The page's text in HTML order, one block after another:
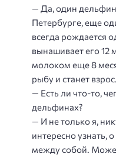
— Да, один
Петербурге, еще
всегда рождается
вынашивает его 12
молоком еще 8
рыбу и станет
— Есть ли что-то,
дельфинах?
— И не только я,
интересно узнать,
между собой.